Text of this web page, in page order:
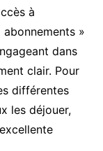
à
abonnements »
dans
clair. Pour
différentes
les déjouer,